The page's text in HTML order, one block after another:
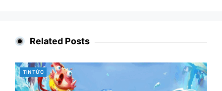
Related Posts
CATEGORIES
TIN TỨC